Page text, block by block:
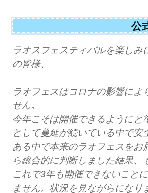
公
ラオスフェスティバルを楽し
の皆様、
ラオフェスはコロナの影響に
せん。
今年こそは開催できるように
として蔓延が続いている中で
ある中で本来のラオフェスをお
ら総合的に判断しました結果、
これで3年も開催できないこと
ません。状況を見ながらにな